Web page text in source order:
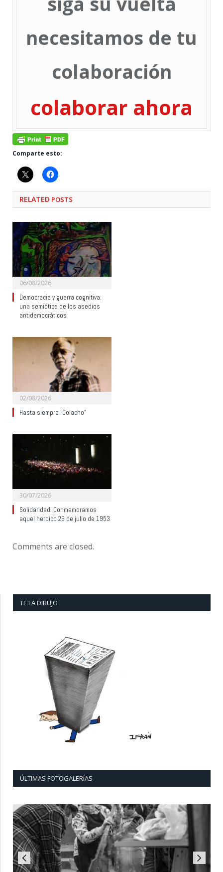
necesitamos de tu
colaboración
colaborar ahora
Comparte esto:
RELATED POSTS
06/08/2026
Democracia y guerra cognitiva:
una semiótica de los asedios
antidemocráticos
02/08/2026
Hasta siempre “Colacho”
30/07/2026
Solidaridad: Conmemoramos
aquel heroico 26 de julio de 1953
Comments are closed.
TE LA DIBUJO
ÚLTIMAS FOTOGALERÍAS